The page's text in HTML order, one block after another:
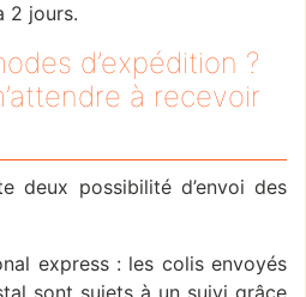
2 jours.
d’expédition ?
à recevoir
deux possibilité d’envoi des
express : les colis envoyés
sont sujets à un suivi grâce